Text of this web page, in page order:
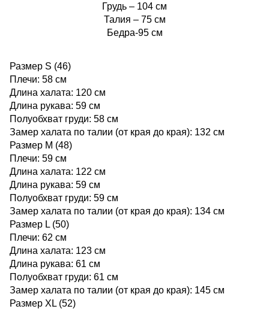
Грудь – 104 см
Талия – 75 см
Бедра-95 см
Размер S (46)
Плечи: 58 см
Длина халата: 120 см
Длина рукава: 59 см
Полуобхват груди: 58 см
Замер халата по талии (от края до края): 132 см
Размер M (48)
Плечи: 59 см
Длина халата: 122 см
Длина рукава: 59 см
Полуобхват груди: 59 см
Замер халата по талии (от края до края): 134 см
Размер L (50)
Плечи: 62 см
Длина халата: 123 см
Длина рукава: 61 см
Полуобхват груди: 61 см
Замер халата по талии (от края до края): 145 см
Размер XL (52)